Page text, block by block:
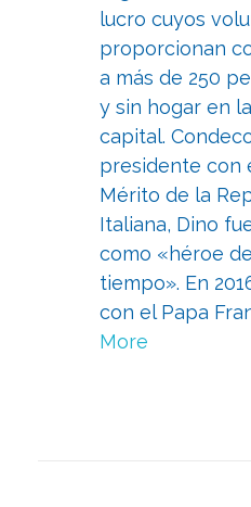
lucro cuyos
proporcionan
a más de 250
y sin hogar en
capital.
presidente con
Mérito de la
Italiana, Dino
como «héroe
tiempo». En
con el Papa
More